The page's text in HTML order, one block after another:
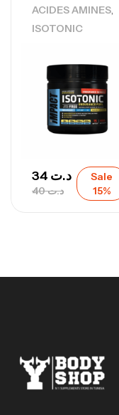
ACIDES AMINES,
ISOTONIC
د.ت40
د.ت
Sale
15%